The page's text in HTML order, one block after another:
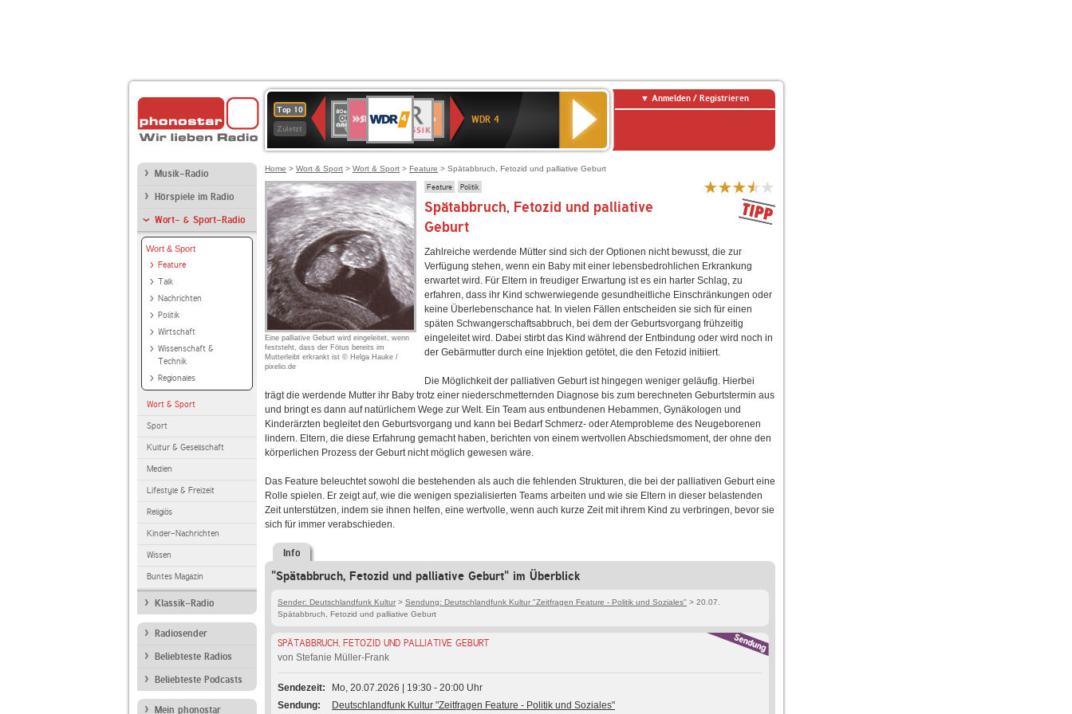
Top 10
Zuletzt
Deutschlandfunk
80er
90er
OLDIE
ANTENNE
4
KLASSIK
Deutschlandfunk
Kultur
Kultur
2
WDR 4
Anmelden / Registrieren
Musik-Radio
Hörspiele im Radio
Wort- & Sport-Radio
Wort & Sport
Feature
Talk
Nachrichten
Politik
Wirtschaft
Wissenschaft &
Technik
Regionales
Wort & Sport
Sport
Kultur & Gesellschaft
Medien
Lifestyle & Freizeit
Religiös
Kinder-Nachrichten
Wissen
Buntes Magazin
Klassik-Radio
Radiosender
Beliebteste Radios
Beliebteste Podcasts
Mein phonostar
Home > Wort & Sport > Wort & Sport > Feature > Spätabbruch, Fetozid und palliative Geburt
Eine palliative Geburt wird eingeleitet, wenn
feststeht, dass der Fötus bereits im
Mutterleibt erkrankt ist © Helga Hauke /
pixelio.de
Feature Politik
Spätabbruch, Fetozid und palliative
Geburt
Zahlreiche werdende Mütter sind sich der Optionen nicht bewusst, die zur
Verfügung stehen, wenn ein Baby mit einer lebensbedrohlichen Erkrankung
erwartet wird. Für Eltern in freudiger Erwartung ist es ein harter Schlag, zu
erfahren, dass ihr Kind schwerwiegende gesundheitliche Einschränkungen oder
keine Überlebenschance hat. In vielen Fällen entscheiden sie sich für einen
späten Schwangerschaftsabbruch, bei dem der Geburtsvorgang frühzeitig
eingeleitet wird. Dabei stirbt das Kind während der Entbindung oder wird noch in
der Gebärmutter durch eine Injektion getötet, die den Fetozid initiiert.
Die Möglichkeit der palliativen Geburt ist hingegen weniger geläufig. Hierbei
trägt die werdende Mutter ihr Baby trotz einer niederschmetternden Diagnose bis zum berechneten Geburtstermin aus
und bringt es dann auf natürlichem Wege zur Welt. Ein Team aus entbundenen Hebammen, Gynäkologen und
Kinderärzten begleitet den Geburtsvorgang und kann bei Bedarf Schmerz- oder Atemprobleme des Neugeborenen
lindern. Eltern, die diese Erfahrung gemacht haben, berichten von einem wertvollen Abschiedsmoment, der ohne den
körperlichen Prozess der Geburt nicht möglich gewesen wäre.
Das Feature beleuchtet sowohl die bestehenden als auch die fehlenden Strukturen, die bei der palliativen Geburt eine
Rolle spielen. Er zeigt auf, wie die wenigen spezialisierten Teams arbeiten und wie sie Eltern in dieser belastenden
Zeit unterstützen, indem sie ihnen helfen, eine wertvolle, wenn auch kurze Zeit mit ihrem Kind zu verbringen, bevor sie
sich für immer verabschieden.
Info
"Spätabbruch, Fetozid und palliative Geburt" im Überblick
Sender: Deutschlandfunk Kultur > Sendung: Deutschlandfunk Kultur "Zeitfragen Feature - Politik und Soziales" > 20.07.
Spätabbruch, Fetozid und palliative Geburt
SPÄTABBRUCH, FETOZID UND PALLIATIVE GEBURT
von Stefanie Müller-Frank
Sendezeit
Mo, 20.07.2026 | 19:30 - 20:00 Uhr
Sendung
Deutschlandfunk Kultur "Zeitfragen Feature - Politik und Soziales"